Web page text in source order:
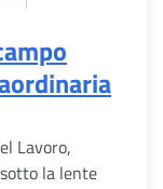
Lavoro,
la lente